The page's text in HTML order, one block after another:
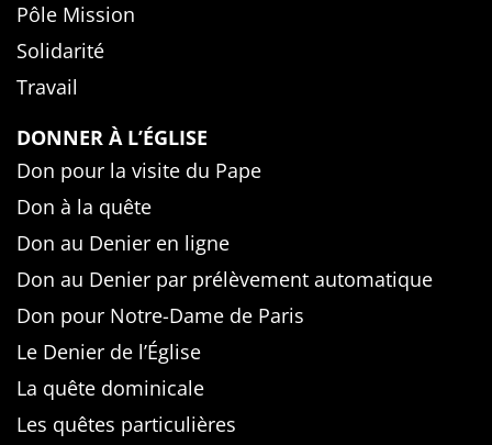
Pôle Mission
Solidarité
Travail
DONNER À L’ÉGLISE
Don pour la visite du Pape
Don à la quête
Don au Denier en ligne
Don au Denier par prélèvement automatique
Don pour Notre-Dame de Paris
Le Denier de l’Église
La quête dominicale
Les quêtes particulières